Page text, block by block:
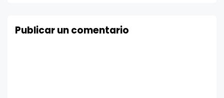
Publicar un comentario